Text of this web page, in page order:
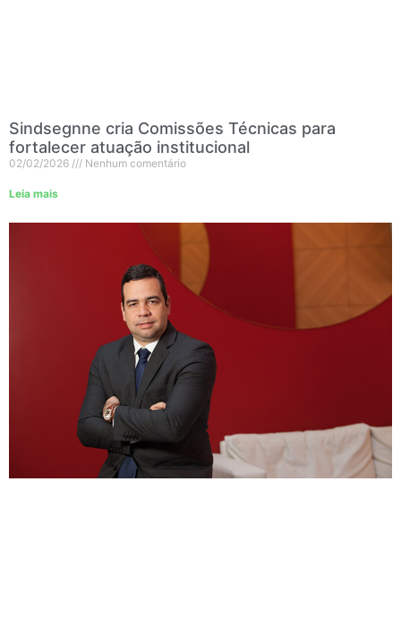
Sindsegnne cria Comissões Técnicas para
fortalecer atuação institucional
02/02/2026 Nenhum comentário
Leia mais